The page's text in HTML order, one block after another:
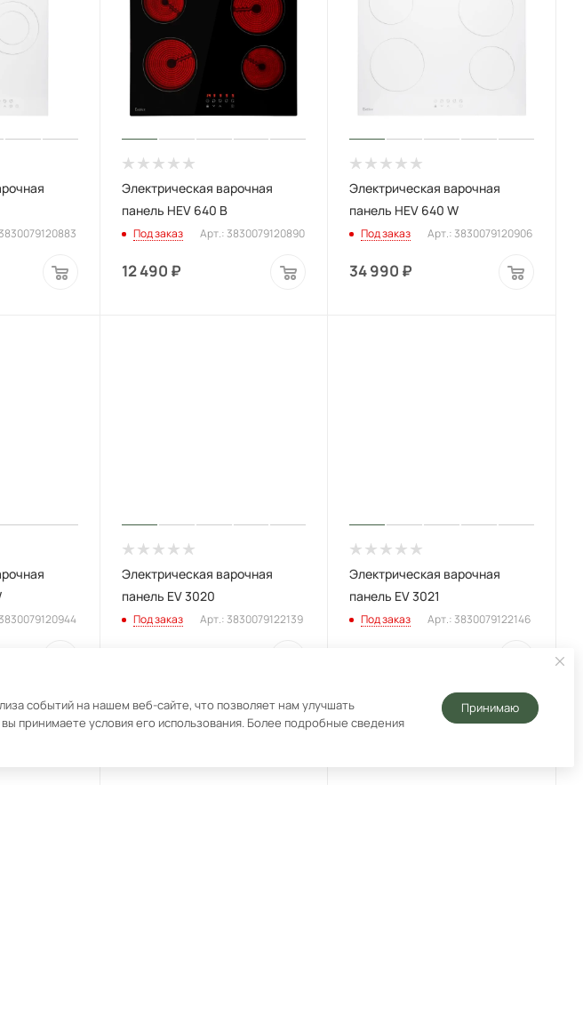
Электрическая варочная
панель HEV 640 B
Под заказ Арт.: 3830079120890
12 490 ₽
Электрическая варочная
панель HEV 640 W
Под заказ Арт.: 3830079120906
34 990 ₽
Электрическая варочная
панель EV 3020
Под заказ Арт.: 3830079122139
Электрическая варочная
панель EV 3021
Под заказ Арт.: 3830079122146
событий на нашем веб-сайте, что позволяет нам улучшать
принимаете условия его использования. Более подробные сведения
Принимаю